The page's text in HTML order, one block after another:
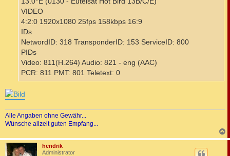
VIDEO
4:2:0 1920x1080 25fps 158kbps 16:9
IDs
NetwordID: 318 TransponderID: 153 ServiceID: 800
PIDs
Video: 811(H.264) Audio: 821 - eng (AAC)
PCR: 811 PMT: 801 Teletext: 0
Alle Angaben ohne Gewähr...
Wünsche allzeit guten Empfang...
a
hendrik
Administrator